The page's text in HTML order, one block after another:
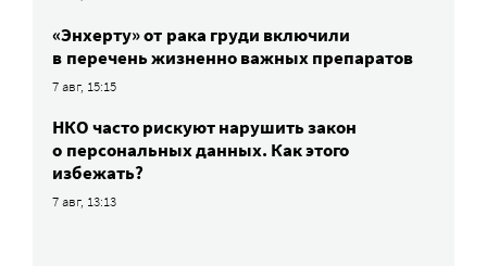
«Энхерту» от рака груди включили
в перечень жизненно важных препаратов
7 авг, 15:15
НКО часто рискуют нарушить закон
о персональных данных. Как этого
избежать?
7 авг, 13:13